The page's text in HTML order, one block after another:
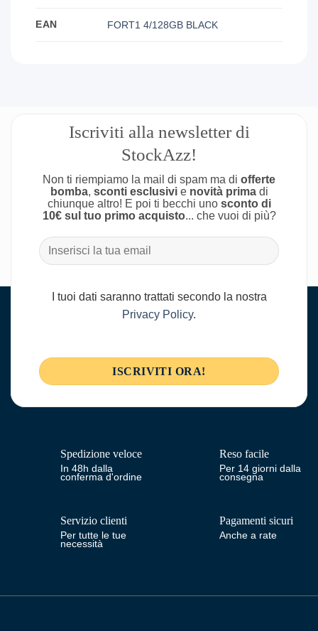
EAN FORT1 4/128GB BLACK
Iscriviti alla newsletter di
StockAzz!
Non ti riempiamo la mail di spam ma di offerte
bomba, sconti esclusivie novità primadi
chiunque altro! E poi ti becchi uno sconto di
10€ sul tuo primo acquisto... che vuoi di più?
I tuoi dati saranno trattati secondo la nostra
Privacy Policy.
Spedizione veloce
In 48h dalla
conferma d'ordine
Reso facile
Per 14 giorni dalla
consegna
Servizio clienti
Per tutte le tue
necessità
Pagamenti sicuri
Anche a rate